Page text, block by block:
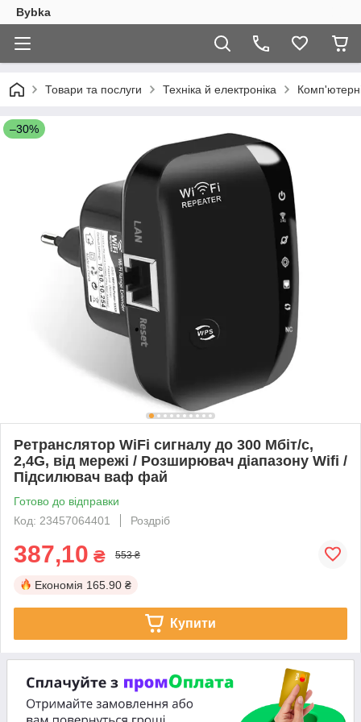
Bybka
Товари та послуги Техніка й електроніка
–30%
Ретранслятор WiFi сигналу до 300 Мбіт/с,
2,4G, від мережі / Розширювач діапазону Wifi /
Підсилювач ваф фай
Готово до відправки
Код: 23457064401
Роздріб
387,10 ₴ 553 ₴
Економія 165.90 ₴
Купити